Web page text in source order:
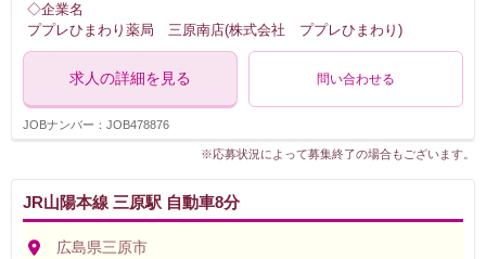
◇企業名
ププレひまわり薬局 三原南店(株式会社 ププレひまわり)
求人の詳細を見る 問い合わせる
JOBナンバー：JOB478876
※応募状況によって募集終了の場合もございます。
JR山陽本線 三原駅 自動車8分
広島県三原市